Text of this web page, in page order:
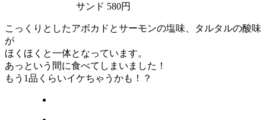
サンド 580円
こっくりとしたアボカドとサーモンの塩味、タルタルの酸味
が
ほくほくと一体となっています。
あっという間に食べてしまいました！
もう1品くらいイケちゃうかも！？